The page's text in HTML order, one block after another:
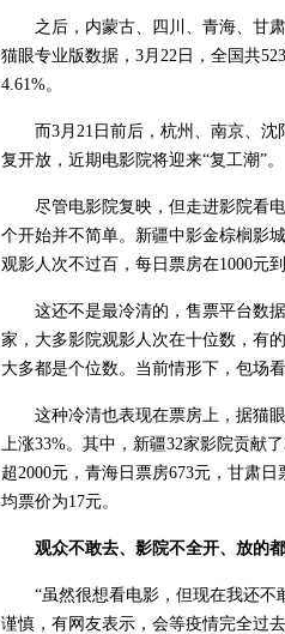
之后，内蒙古、四川、青海、甘
猫眼专业版数据，3月22日，全国共
4.61%。
而3月21日前后，杭州、南京、
复开放，近期电影院将迎来“复工潮”。
尽管电影院复映，但走进影院看
个开始并不简单。新疆中影金棕榈影
观影人次不过百，每日票房在1000元到
这还不是最冷清的，售票平台数
家，大多影院观影人次在十位数，有
大多都是个位数。当前情形下，包场
这种冷清也表现在票房上，据猫
上涨33%。其中，新疆32家影院贡献
超2000元，青海日票房673元，甘肃
均票价为17元。
观众不敢去、影院不全开、放的
“虽然很想看电影，但现在我还不
谨慎，有网友表示，会等疫情完全过